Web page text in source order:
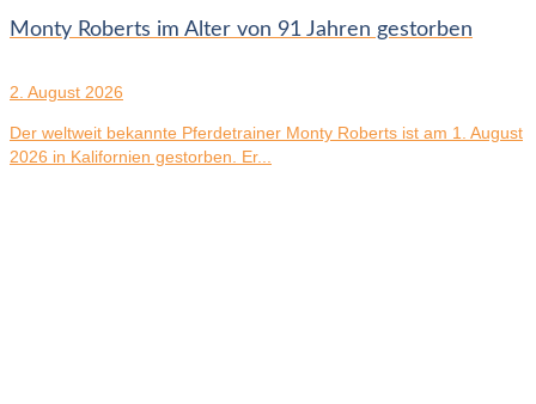
Monty Roberts im Alter von 91 Jahren gestorben
2. August 2026
Der weltweit bekannte Pferdetrainer Monty Roberts ist am 1. August
2026 in Kalifornien gestorben. Er...